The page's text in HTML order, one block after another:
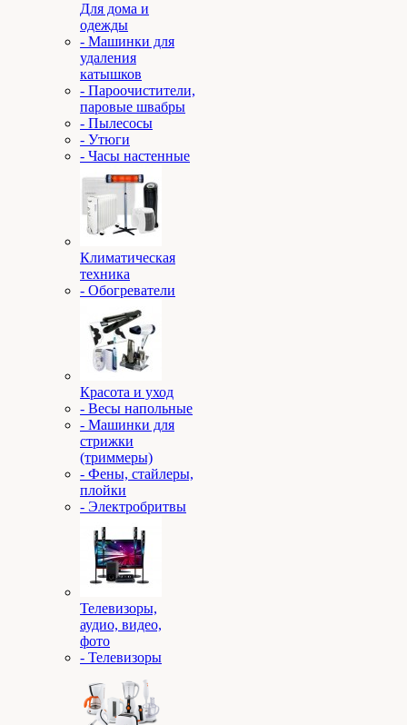
Для дома и
одежды
- Машинки для
удаления
катышков
- Пароочистители,
паровые швабры
- Пылесосы
- Утюги
- Часы настенные
Климатическая
техника
- Обогреватели
Красота и уход
- Весы напольные
- Машинки для
стрижки
(триммеры)
- Фены, стайлеры,
плойки
- Электробритвы
Телевизоры,
аудио, видео,
фото
- Телевизоры